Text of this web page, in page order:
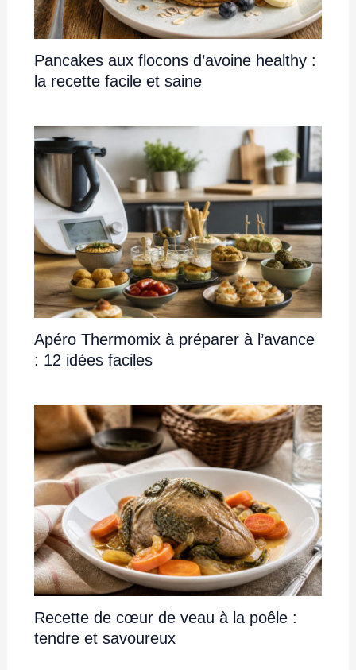
Pancakes aux flocons d’avoine healthy :
la recette facile et saine
Apéro Thermomix à préparer à l’avance
: 12 idées faciles
Recette de cœur de veau à la poêle :
tendre et savoureux